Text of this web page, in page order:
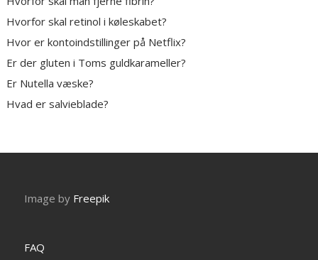
Hvorfor skal retinol i køleskabet?
Hvor er kontoindstillinger på Netflix?
Er der gluten i Toms guldkarameller?
Er Nutella væske?
Hvad er salvieblade?
Image by Freepik
FAQ